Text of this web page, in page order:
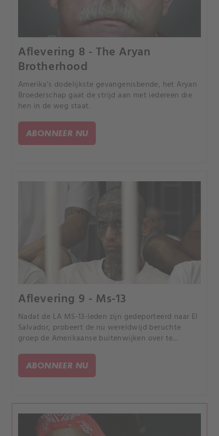
Aflevering 8 - The Aryan
Brotherhood
Amerika's dodelijkste gevangenisbende, het Aryan
Broederschap gaat de strijd aan met iedereen die
hen in de weg staat.
ABONNEER NU
Aflevering 9 - Ms-13
Nadat de LA MS-13-leden zijn gedeporteerd naar El
Salvador, probeert de nu wereldwijd beruchte
groep de Amerikaanse buitenwijken over te
ABONNEER NU